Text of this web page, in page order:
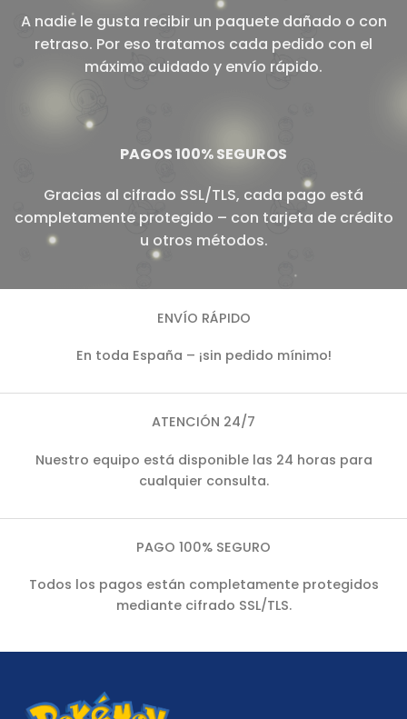
A nadie le gusta recibir un paquete dañado o con
retraso. Por eso tratamos cada pedido con el
máximo cuidado y envío rápido.
PAGOS 100% SEGUROS
Gracias al cifrado SSL/TLS, cada pago está
completamente protegido – con tarjeta de crédito
u otros métodos.
ENVÍO RÁPIDO
En toda España – ¡sin pedido mínimo!
ATENCIÓN 24/7
Nuestro equipo está disponible las 24 horas para
cualquier consulta.
PAGO 100% SEGURO
Todos los pagos están completamente protegidos
mediante cifrado SSL/TLS.